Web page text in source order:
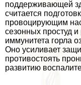
поддерживающей
считается
провоцирующим
сезонных простуд
иммунитета горла
Оно усиливает
противостоять
развитию